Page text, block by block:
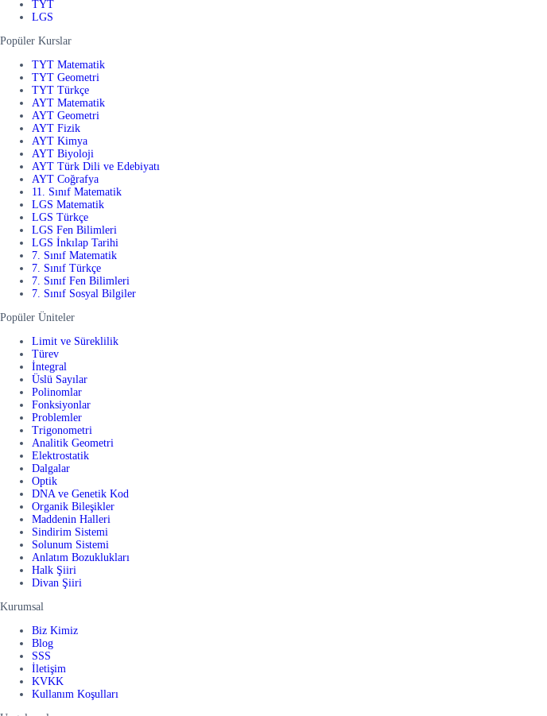
TYT
LGS
Popüler Kurslar
TYT Matematik
TYT Geometri
TYT Türkçe
AYT Matematik
AYT Geometri
AYT Fizik
AYT Kimya
AYT Biyoloji
AYT Türk Dili ve Edebiyatı
AYT Coğrafya
11. Sınıf Matematik
LGS Matematik
LGS Türkçe
LGS Fen Bilimleri
LGS İnkılap Tarihi
7. Sınıf Matematik
7. Sınıf Türkçe
7. Sınıf Fen Bilimleri
7. Sınıf Sosyal Bilgiler
Popüler Üniteler
Limit ve Süreklilik
Türev
İntegral
Üslü Sayılar
Polinomlar
Fonksiyonlar
Problemler
Trigonometri
Analitik Geometri
Elektrostatik
Dalgalar
Optik
DNA ve Genetik Kod
Organik Bileşikler
Maddenin Halleri
Sindirim Sistemi
Solunum Sistemi
Anlatım Bozuklukları
Halk Şiiri
Divan Şiiri
Kurumsal
Biz Kimiz
Blog
SSS
İletişim
KVKK
Kullanım Koşulları